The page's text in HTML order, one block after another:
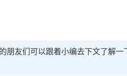
朋友们可以跟着小编去下文了解一